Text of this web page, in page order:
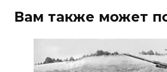
Вам также может